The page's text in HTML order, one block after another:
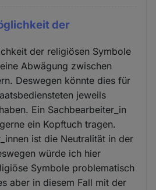
der
der religiösen Symbole
Abwägung zwischen
Deswegen könnte dies für
jeweils
Ein Sachbearbeiter_in
ein Kopftuch tragen.
ist die Neutralität in der
würde ich hier
Symbole problematisch
aber in diesem Fall mit der